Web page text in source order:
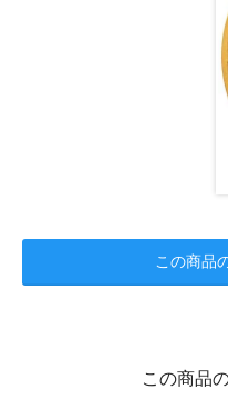
この商品
この商品